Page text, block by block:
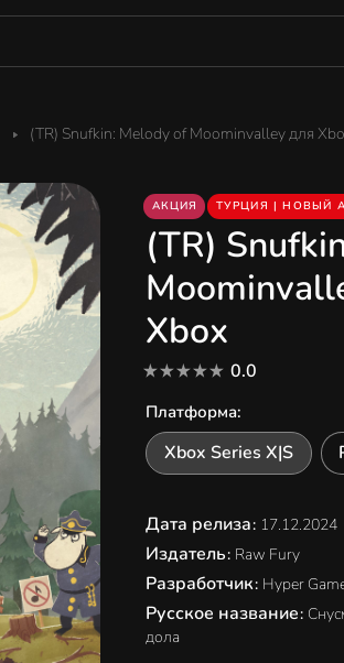
(TR) Snufkin: Melody of Moominvalley для
АКЦИЯ ТУРЦИЯ | НОВЫЙ
(TR)
Xbox
0.0
Платформа:
Xbox Series X|S
Дата релиза: 17.12.2024
Издатель: Raw Fury
Разработчик: Hyper
Русское название:
дола